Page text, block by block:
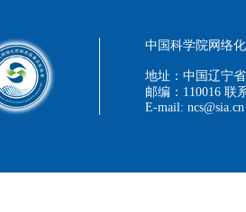
中国科学院网络
地址：中国辽宁
邮编：110016 联
E-mail: ncs@sia.cn